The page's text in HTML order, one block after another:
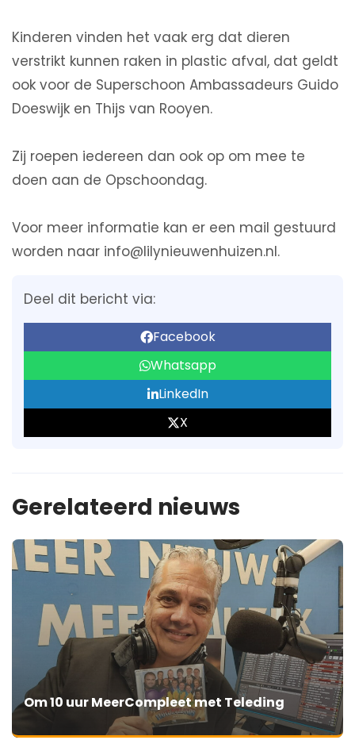
Kinderen vinden het vaak erg dat dieren
verstrikt kunnen raken in plastic afval, dat geldt
ook voor de Superschoon Ambassadeurs Guido
Doeswijk en Thijs van Rooyen.
Zij roepen iedereen dan ook op om mee te
doen aan de Opschoondag.
Voor meer informatie kan er een mail gestuurd
worden naar info@lilynieuwenhuizen.nl.
Deel dit bericht via:
Facebook
Whatsapp
LinkedIn
X
Gerelateerd nieuws
Om 10 uur MeerCompleet met Teleding